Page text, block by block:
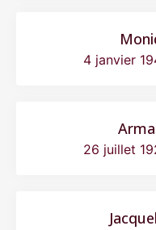
4 janvier
26 juillet